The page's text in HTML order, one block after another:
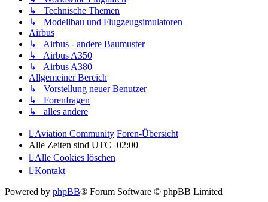
↳ Technische Themen
↳ Modellbau und Flugzeugsimulatoren
Airbus
↳ Airbus - andere Baumuster
↳ Airbus A350
↳ Airbus A380
Allgemeiner Bereich
↳ Vorstellung neuer Benutzer
↳ Forenfragen
↳ alles andere
Aviation Community Foren-Übersicht
Alle Zeiten sind UTC+02:00
Alle Cookies löschen
Kontakt
Powered by phpBB® Forum Software © phpBB Limited